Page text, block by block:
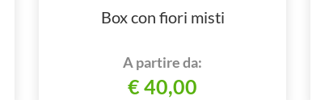
Box con fiori misti
A partire da:
€ 40,00